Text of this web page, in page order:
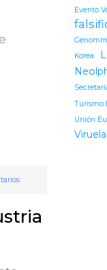
Evento
Korea
Turismo
Unión